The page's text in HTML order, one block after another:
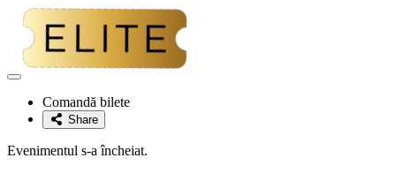
Adaugă
favoriteComandă bilete
Share
Evenimentul s-a încheiat.